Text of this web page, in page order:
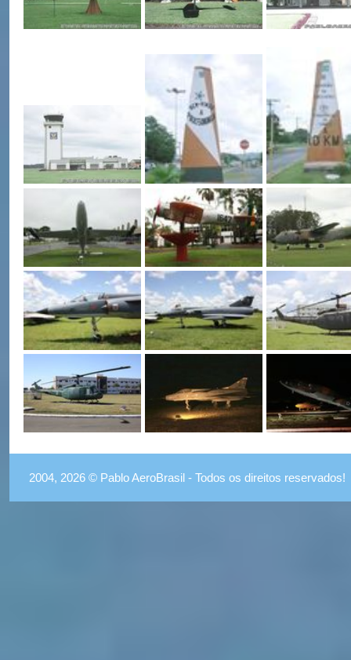
2004, 2026 © Pablo AeroBrasil - Todos os direitos reservados!